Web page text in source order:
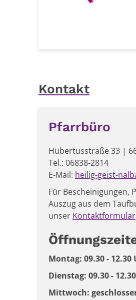
Kontakt
Pfarrbüro
Hubertusstraße 33 |
Tel.: 06838-2814
E-Mail: heilig-geist-
Für Bescheinigungen,
Auszug aus dem
unser Kontaktformular
Montag: 09.30 - 12.30
Dienstag: 09.30 -
Mittwoch: